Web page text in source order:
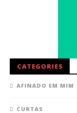
CATEGORIES
AFINADO EM MIM
CURTAS